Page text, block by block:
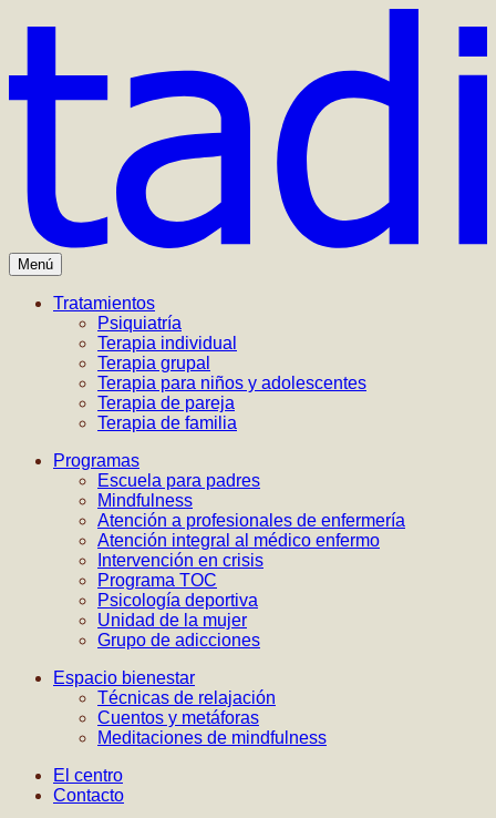
Menú
Tratamientos
Psiquiatría
Terapia individual
Terapia grupal
Terapia para niños y adolescentes
Terapia de pareja
Terapia de familia
Programas
Escuela para padres
Mindfulness
Atención a profesionales de enfermería
Atención integral al médico enfermo
Intervención en crisis
Programa TOC
Psicología deportiva
Unidad de la mujer
Grupo de adicciones
Espacio bienestar
Técnicas de relajación
Cuentos y metáforas
Meditaciones de mindfulness
El centro
Contacto